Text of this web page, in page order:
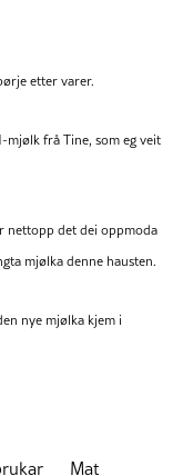
etter varer.
frå Tine, som eg veit
nettopp det dei oppmoda
mjølka denne hausten.
nye mjølka kjem i
Mat